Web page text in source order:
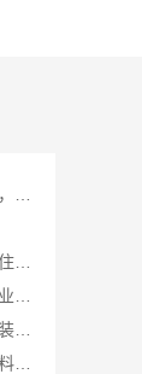
工业园区旧房翻新老破小拎包入住_苏州兔哥哥智装新材料有限公司全包服务
顶派全铝高端定制周边高端定制装修报价明细
本地免拆模板多少钱一平环保材料，重庆御墅建筑材料有限公司